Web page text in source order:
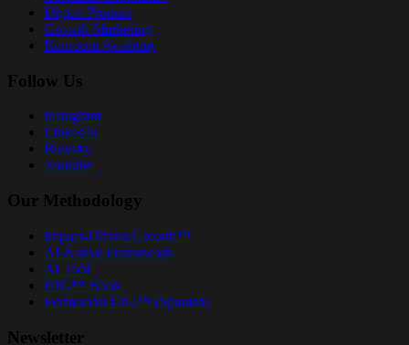
Digital Product
Growth Marketing
Runroom Academy
Follow Us
Instagram
LinkedIn
Bluesky
Youtube
Our Methodology
Impact-Driven Growth™
AI-Native Framework
AI Tool
IDG™ Book
Formación IDG™ (Spanish)
Newsletter